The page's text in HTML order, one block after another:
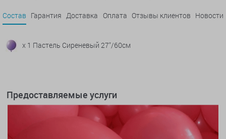
Состав Гарантия Доставка Оплата Отзывы клиентов Новости
x 1 Пастель Сиреневый 27"/60см
Предоставляемые услуги